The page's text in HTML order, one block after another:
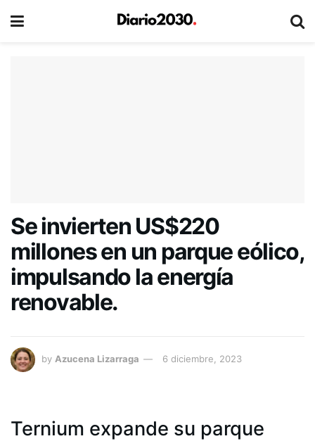
Se invierten US$220
millones en un parque eólico,
impulsando la energía
renovable.
by Azucena Lizarraga 6 diciembre, 2023
Ternium expande su parque